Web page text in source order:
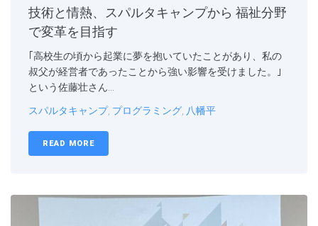
技術と情熱、スパルタキャンプから 福祉分野
で変革を目指す
｢高校生の頃から起業に夢を抱いていたことがあり、私の
叔父が経営者であったことから強い影響を受けました。｣
という佐藤壮さん...
スパルタキャンプ, プログラミング 八幡平
READ MORE